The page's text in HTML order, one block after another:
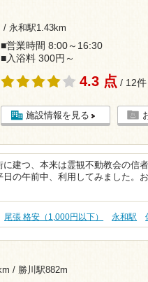
/ 永和駅1.43km
■営業時間 8:00～16:30
■入浴料 300円～
4.3 点 / 12件
施設情報を見る
建つ、本来は霊観不動教会の信
の午前中、利用してみました。
尾張 格安（1,000円以下） 永和駅
/ 勝川駅882m